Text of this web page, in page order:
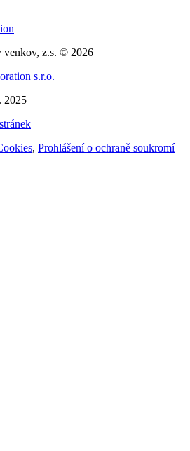
venkov, z.s. © 2026
s.r.o.
2025
, Prohlášení o ochraně soukromí